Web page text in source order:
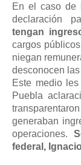
En el caso de
declaración
tengan
cargos
niegan
desconocen
Este medio
Puebla
generaban
operaciones.
federal,